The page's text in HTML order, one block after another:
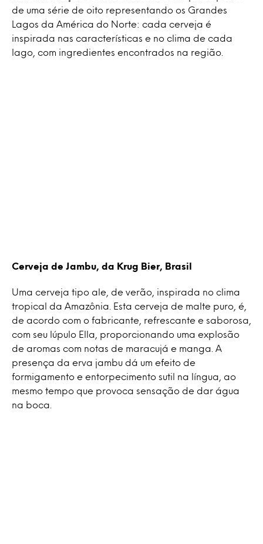
de uma série de oito representando os Grandes
Lagos da América do Norte: cada cerveja é
inspirada nas características e no clima de cada
lago, com ingredientes encontrados na região.
Cerveja de Jambu, da Krug Bier, Brasil
Uma cerveja tipo ale, de verão, inspirada no clima
tropical da Amazônia. Esta cerveja de malte puro, é,
de acordo com o fabricante, refrescante e saborosa,
com seu lúpulo Ella, proporcionando uma explosão
de aromas com notas de maracujá e manga. A
presença da erva jambu dá um efeito de
formigamento e entorpecimento sutil na língua, ao
mesmo tempo que provoca sensação de dar água
na boca.